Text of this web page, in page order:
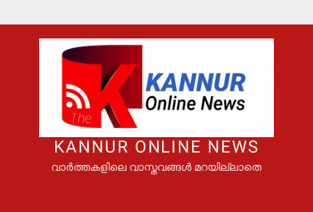
KANNUR ONLINE NEWS
വാർത്തകളിലെ വാസ്തവങ്ങൾ മറയില്ലാതെ